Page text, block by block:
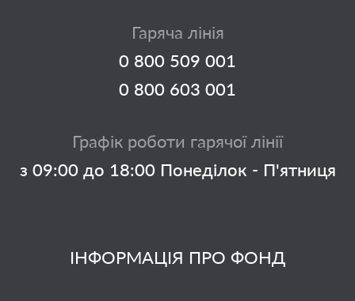
ІНФОРМАЦІЯ ПРО ФОНД
Гаряча лінія
0 800 509 001
0 800 603 001
Графік роботи гарячої лінії
з 09:00 до 18:00 Понеділок - П'ятниця